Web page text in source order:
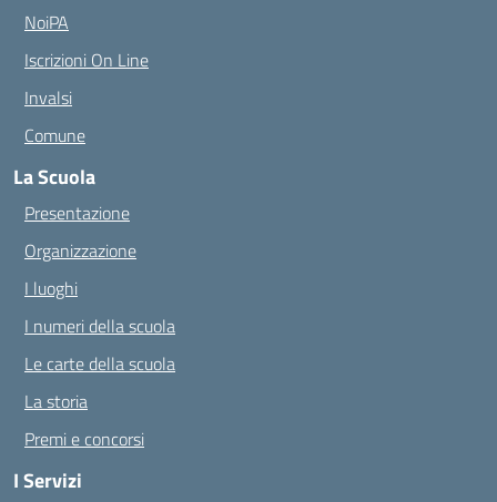
NoiPA
Iscrizioni On Line
Invalsi
Comune
La Scuola
Presentazione
Organizzazione
I luoghi
I numeri della scuola
Le carte della scuola
La storia
Premi e concorsi
I Servizi